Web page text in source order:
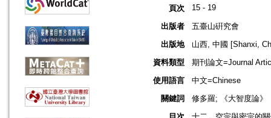
頁次 15 - 19
出版者
五臺山硏究會
出版地
山西, 中國 [Shanxi,
資料類型
期刊論文=Journal
使用語言
中文=Chinese
關鍵詞
修多羅; 《大智度論》